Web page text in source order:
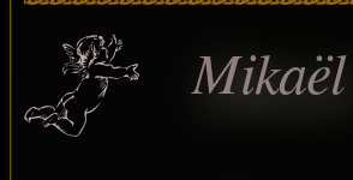
Mikaël